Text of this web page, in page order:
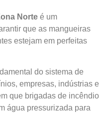
Norte é um
que as mangueiras
estejam em perfeitas
do sistema de
empresas, indústrias e
que brigadas de incêndio
água pressurizada para